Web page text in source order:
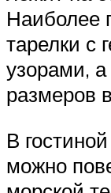
Наиболее
тарелки с
узорами,
размеров
В
можно